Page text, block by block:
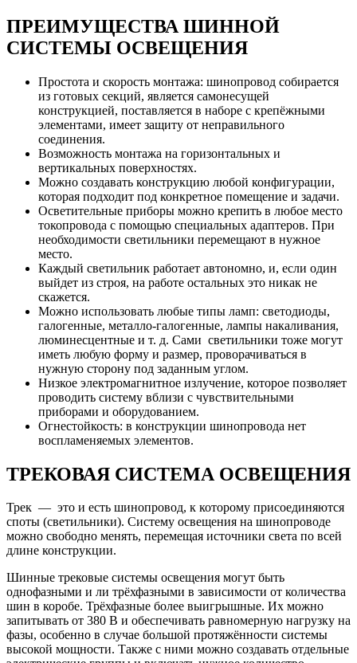
ПРЕИМУЩЕСТВА ШИННОЙ
СИСТЕМЫ ОСВЕЩЕНИЯ
Простота и скорость монтажа: шинопровод собирается
из готовых секций, является самонесущей
конструкцией, поставляется в наборе с крепёжными
элементами, имеет защиту от неправильного
соединения.
Возможность монтажа на горизонтальных и
вертикальных поверхностях.
Можно создавать конструкцию любой конфигурации,
которая подходит под конкретное помещение и задачи.
Осветительные приборы можно крепить в любое место
токопровода с помощью специальных адаптеров. При
необходимости светильники перемещают в нужное
место.
Каждый светильник работает автономно, и, если один
выйдет из строя, на работе остальных это никак не
скажется.
Можно использовать любые типы ламп: светодиоды,
галогенные, металло-галогенные, лампы накаливания,
люминесцентные и т. д. Сами светильники тоже могут
иметь любую форму и размер, проворачиваться в
нужную сторону под заданным углом.
Низкое электромагнитное излучение, которое позволяет
проводить систему вблизи с чувствительными
приборами и оборудованием.
Огнестойкость: в конструкции шинопровода нет
воспламеняемых элементов.
ТРЕКОВАЯ СИСТЕМА ОСВЕЩЕНИЯ
Трек — это и есть шинопровод, к которому присоединяются
споты (светильники). Систему освещения на шинопроводе
можно свободно менять, перемещая источники света по всей
длине конструкции.
Шинные трековые системы освещения могут быть
однофазными и ли трёхфазными в зависимости от количества
шин в коробе. Трёхфазные более выигрышные. Их можно
запитывать от 380 В и обеспечивать равномерную нагрузку на
фазы, особенно в случае большой протяжённости системы
высокой мощности. Также с ними можно создавать отдельные